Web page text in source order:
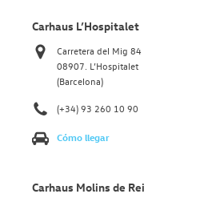
Carhaus L’Hospitalet
Carretera del Mig 84
08907. L’Hospitalet
(Barcelona)
(+34) 93 260 10 90
Cómo llegar
Carhaus Molins de Rei